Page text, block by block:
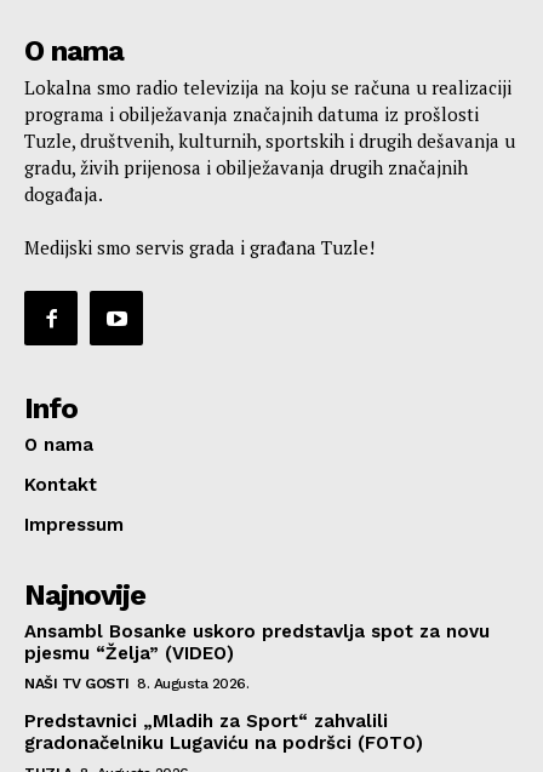
O nama
Lokalna smo radio televizija na koju se računa u realizaciji
programa i obilježavanja značajnih datuma iz prošlosti
Tuzle, društvenih, kulturnih, sportskih i drugih dešavanja u
gradu, živih prijenosa i obilježavanja drugih značajnih
događaja.
Medijski smo servis grada i građana Tuzle!
Info
O nama
Kontakt
Impressum
Najnovije
Ansambl Bosanke uskoro predstavlja spot za novu
pjesmu “Želja” (VIDEO)
NAŠI TV GOSTI 8. Augusta 2026.
Predstavnici „Mladih za Sport“ zahvalili
gradonačelniku Lugaviću na podršci (FOTO)